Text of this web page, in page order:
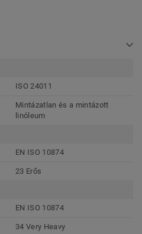
ISO 24011
Mintázatlan és a mintázott
linóleum
EN ISO 10874
23 Erős
EN ISO 10874
34 Very Heavy